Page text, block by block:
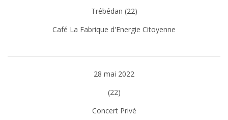
Trébédan (22)
Café La Fabrique d'Energie Citoyenne
28 mai 2022
(22)
Concert Privé